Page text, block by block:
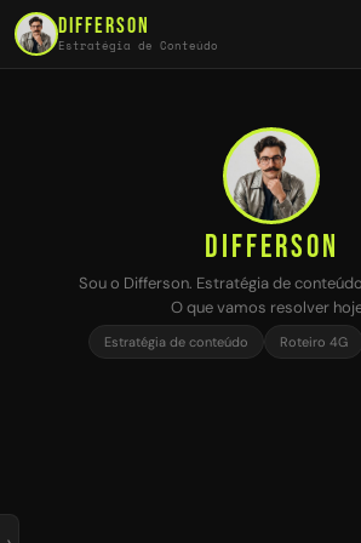
DIFFERSON
Estratégia de Conteúdo
DIFFERSON
Sou o Differson. Estratégia de
O que vamos resolver
Estratégia de conteúdo Roteiro 4G